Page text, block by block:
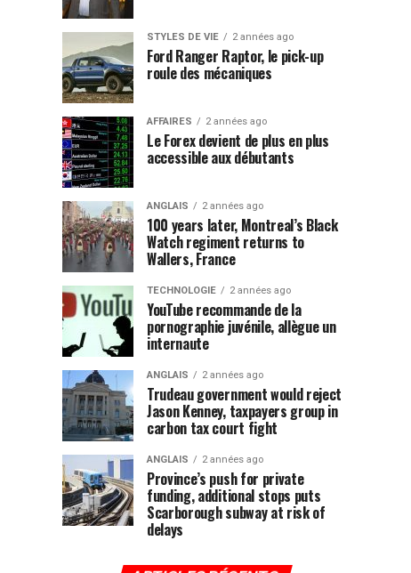
STYLES DE VIE 2 années ago
Ford Ranger Raptor, le pick-up
roule des mécaniques
AFFAIRES 2 années ago
Le Forex devient de plus en plus
accessible aux débutants
ANGLAIS 2 années ago
100 years later, Montreal’s Black
Watch regiment returns to
Wallers, France
TECHNOLOGIE 2 années ago
YouTube recommande de la
pornographie juvénile, allègue un
internaute
ANGLAIS 2 années ago
Trudeau government would reject
Jason Kenney, taxpayers group in
carbon tax court fight
ANGLAIS 2 années ago
Province’s push for private
funding, additional stops puts
Scarborough subway at risk of
delays